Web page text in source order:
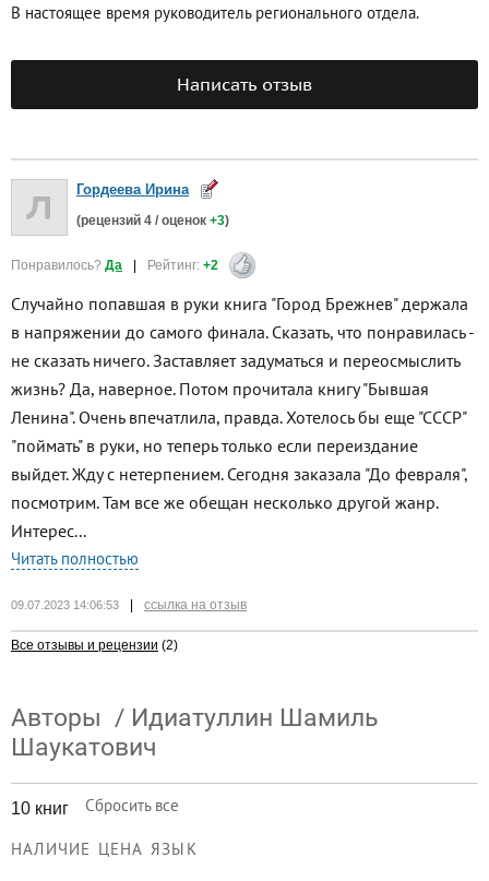
В настоящее время руководитель регионального отдела.
Написать отзыв
Гордеева Ирина
(рецензий 4 / оценок +3)
Понравилось? Да | Рейтинг: +2
Случайно попавшая в руки книга "Город Брежнев" держала
в напряжении до самого финала. Сказать, что понравилась -
не сказать ничего. Заставляет задуматься и переосмыслить
жизнь? Да, наверное. Потом прочитала книгу "Бывшая
Ленина". Очень впечатлила, правда. Хотелось бы еще "СССР"
"поймать" в руки, но теперь только если переиздание
выйдет. Жду с нетерпением. Сегодня заказала "До февраля",
посмотрим. Там все же обещан несколько другой жанр.
Интерес...
Читать полностью
09.07.2023 14:06:53 ссылка на отзыв
Все отзывы и рецензии (2)
Авторы / Идиатуллин Шамиль
Шаукатович
10 книг Сбросить все
НАЛИЧИЕ ЦЕНА ЯЗЫК